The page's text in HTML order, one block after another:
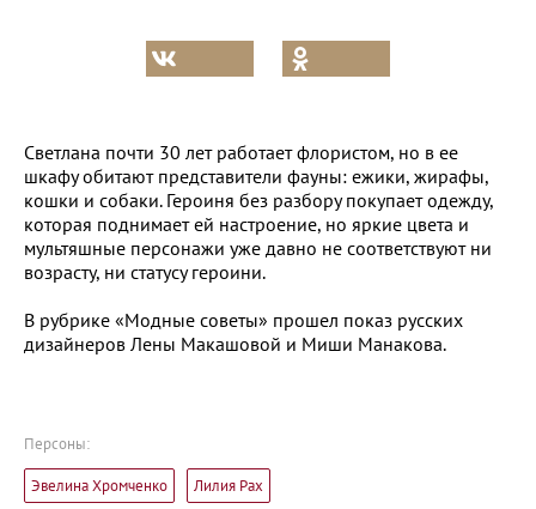
Светлана почти 30 лет работает флористом, но в ее
шкафу обитают представители фауны: ежики, жирафы,
кошки и собаки. Героиня без разбору покупает одежду,
которая поднимает ей настроение, но яркие цвета и
мультяшные персонажи уже давно не соответствуют ни
возрасту, ни статусу героини.
В рубрике «Модные советы» прошел показ русских
дизайнеров Лены Макашовой и Миши Манакова.
Персоны:
Эвелина Хромченко Лилия Рах